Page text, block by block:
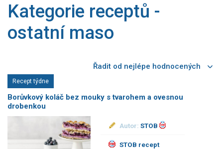
Saláty
Sladké pokrmy
Dezerty
GLP-1 recepty
Kategorie receptů -
ostatní maso
Recept týdne
Borůvkový koláč bez mouky s tvarohem a ovesnou
drobenkou
Autor:STOB
STOB recept